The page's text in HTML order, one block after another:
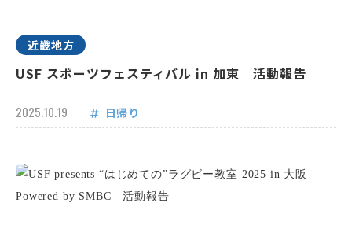
近畿地方
USF スポーツフェスティバル in 加東 活動報告
2025.10.19 日帰り